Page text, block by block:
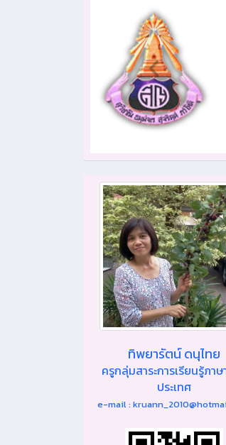
ทิพยารัตน์ ดนุไทย
ครูกลุ่มสาระการเรียนรู้ภาษ
ประเทศ
e-mail :